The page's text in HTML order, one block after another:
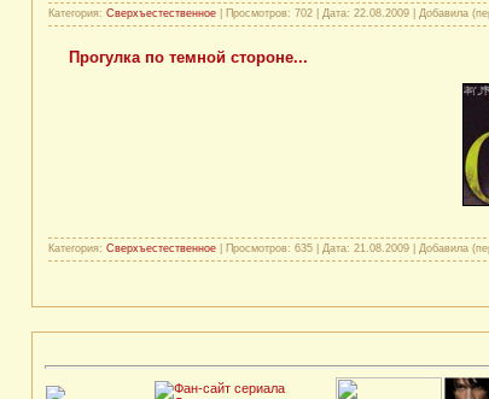
Категория: Сверхъестественное | Просмотров: 702 | Дата: 22.08.2009 | Добавила
Прогулка по темной стороне...
Категория: Сверхъестественное | Просмотров: 635 | Дата: 21.08.2009 | Добавила